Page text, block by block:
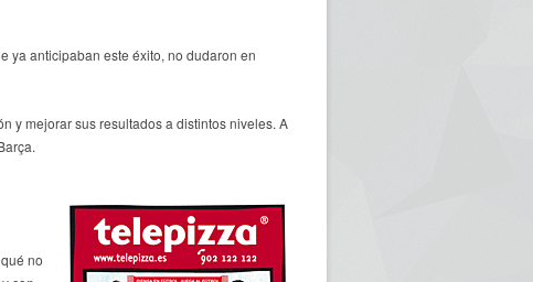
ya anticipaban este éxito, no dudaron en
y mejorar sus resultados a distintos niveles. A
no